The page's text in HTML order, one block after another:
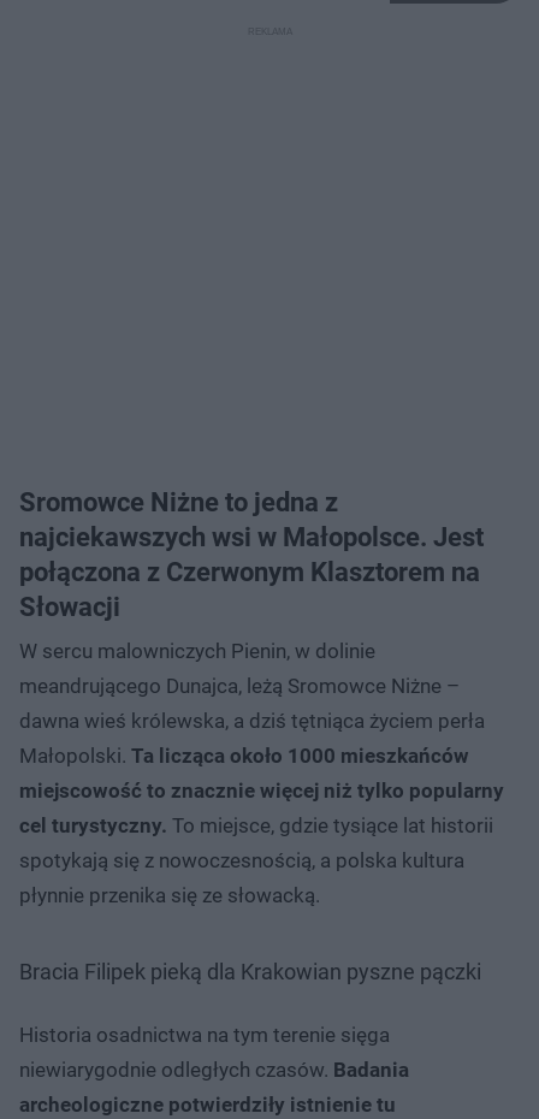
Sromowce Niżne to jedna z
najciekawszych wsi w Małopolsce. Jest
połączona z Czerwonym Klasztorem na
Słowacji
W sercu malowniczych Pienin, w dolinie
meandrującego Dunajca, leżą Sromowce Niżne –
dawna wieś królewska, a dziś tętniąca życiem perła
Małopolski. Ta licząca około 1000 mieszkańców
miejscowość to znacznie więcej niż tylko popularny
cel turystyczny. To miejsce, gdzie tysiące lat historii
spotykają się z nowoczesnością, a polska kultura
płynnie przenika się ze słowacką.
Bracia Filipek pieką dla Krakowian pyszne pączki
Historia osadnictwa na tym terenie sięga
niewiarygodnie odległych czasów. Badania
archeologiczne potwierdziły istnienie tu